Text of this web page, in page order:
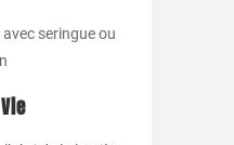
avec seringue ou